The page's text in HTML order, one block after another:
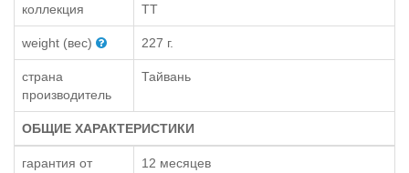
коллекция TT
weight (вес) 227 г.
страна
производитель
Тайвань
ОБЩИЕ ХАРАКТЕРИСТИКИ
гарантия от
12 месяцев